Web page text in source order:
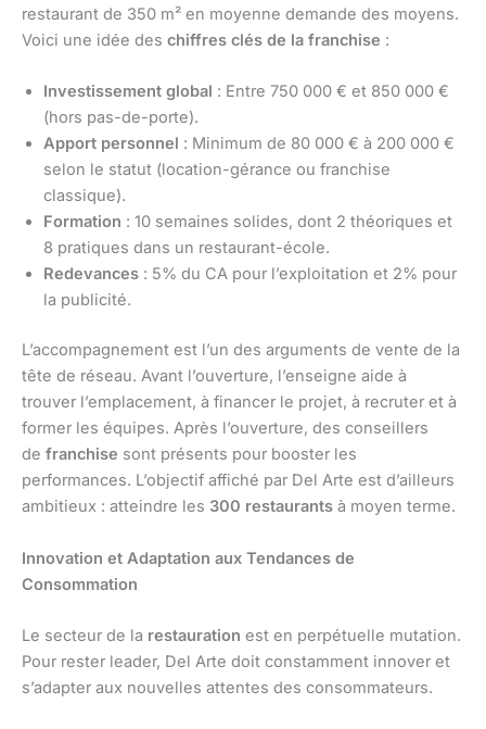
restaurant de 350 m² en moyenne demande des moyens.
Voici une idée des chiffres clés de la franchise :
Investissement global : Entre 750 000 € et 850 000 €
(hors pas-de-porte).
Apport personnel : Minimum de 80 000 € à 200 000 €
selon le statut (location-gérance ou franchise
classique).
Formation : 10 semaines solides, dont 2 théoriques et
8 pratiques dans un restaurant-école.
Redevances : 5% du CA pour l’exploitation et 2% pour
la publicité.
L’accompagnement est l’un des arguments de vente de la
tête de réseau. Avant l’ouverture, l’enseigne aide à
trouver l’emplacement, à financer le projet, à recruter et à
former les équipes. Après l’ouverture, des conseillers
de franchise sont présents pour booster les
performances. L’objectif affiché par Del Arte est d’ailleurs
ambitieux : atteindre les 300 restaurants à moyen terme.
Innovation et Adaptation aux Tendances de
Consommation
Le secteur de la restauration est en perpétuelle mutation.
Pour rester leader, Del Arte doit constamment innover et
s’adapter aux nouvelles attentes des consommateurs.